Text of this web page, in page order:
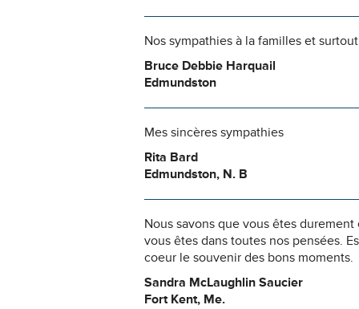
Nos sympathies à la familles et
Bruce Debbie Harquail
Edmundston
Mes sincères sympathies
Rita Bard
Edmundston, N. B
Nous savons que vous êtes
vous êtes dans toutes nos pensées.
coeur le souvenir des bons moments.
Sandra McLaughlin Saucier
Fort Kent, Me.